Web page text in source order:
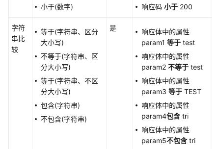
脚
检
查
点
设
置
CodeArts
接
小于(数字)
响应码 小于 200
字符
串比
较
等于(字符串、区分
大小写)
不等于(字符串、区
分大小写)
等于(字符串、不区
分大小写)
包含(字符串)
不包含(字符串)
是
响应体中的属性
param1 等于 test
响应体中的属性
param2 不等于 test
响应体中的属性
param3 等于 TEST
响应体中的属性
param4包含tri
响应体中的属性
param5不包含tri